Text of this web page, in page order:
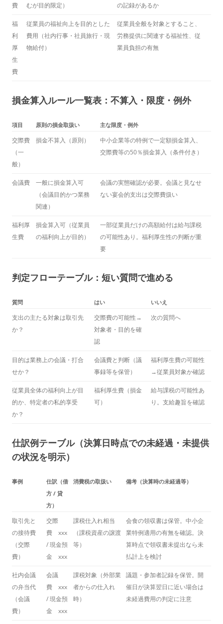
費
むが目的限定）
の記録があるか
福
利
厚
生
費
従業員の福祉向上を目的とした
費用（社内行事・社員旅行・現
物給付）
従業員全般を対象とすること、
労務提供に関連する福祉性、従
業員負担の有無
損金算入ルール一覧表：不算入・限度・例外
項目 原則の損金取扱い 主な限度・例外
交際費
（一
般）
損金不算入（原則）
中小企業等の特例で一定額損金算入、
交際費等の50％損金算入（条件付き）
会議費
一般に損金算入可
（会議目的かつ業務
関連）
会議の実態確認が必要。会議と見なせ
ない宴会的支出は交際費扱い
福利厚
生費
損金算入可（従業員
の福利向上が目的）
一部従業員だけの高額給付は給与課税
の可能性あり。福利厚生性の判断が重
要
判定フローテーブル：短い質問で進める
質問 はい いいえ
支出の主たる対象は取引先
か？
交際費の可能性→
対象者・目的を確
認
次の質問へ
目的は業務上の会議・打合
せか？
会議費と判断（議
事録等を保管）
福利厚生費の可能性
→従業員対象か確認
従業員全体の福利向上が目
的か、特定者の私的享受
か？
福利厚生費（損金
可）
給与課税の可能性あ
り。支給趣旨を確認
仕訳例テーブル（決算日時点での未経過・未提供
の状況を明示）
事例
仕訳（借
方 / 貸
方）
消費税の取扱い 備考（決算時の未経過等）
取引先と
の接待費
（交際
費）
交際
費 xxx
/ 現金預
金 xxx
課税仕入れ相当
（課税資産の譲渡
等）
会食の領収書は保管。中小企
業特例適用の有無を確認。決
算時点で領収書未提出なら未
払計上を検討
社内会議
の弁当代
（会議
費）
会議
費 xxx
/ 現金預
金 xxx
課税対象（外部業
者からの仕入れ
時）
議題・参加者記録を保管。開
催日が決算翌日に近い場合は
未経過費用の判定に注意